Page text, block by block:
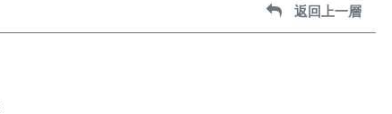
返回上一層
返回上一層